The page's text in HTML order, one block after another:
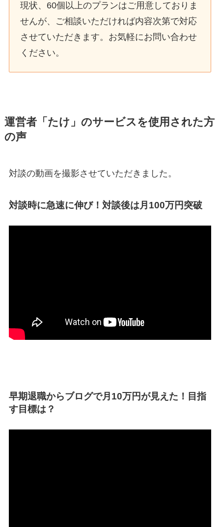
現状、60個以上のプランはご用意しておりま
せんが、ご相談いただければ内容次第で対応
させていただきます。お気軽にお問い合わせ
ください。
運営者「たけ」のサービスを使用された方
の声
対談の動画を撮影させていただきました。
対談時に急速に伸び！対談後は月100万円突破
早期退職からブログで月10万円が見えた！目指
す目標は？